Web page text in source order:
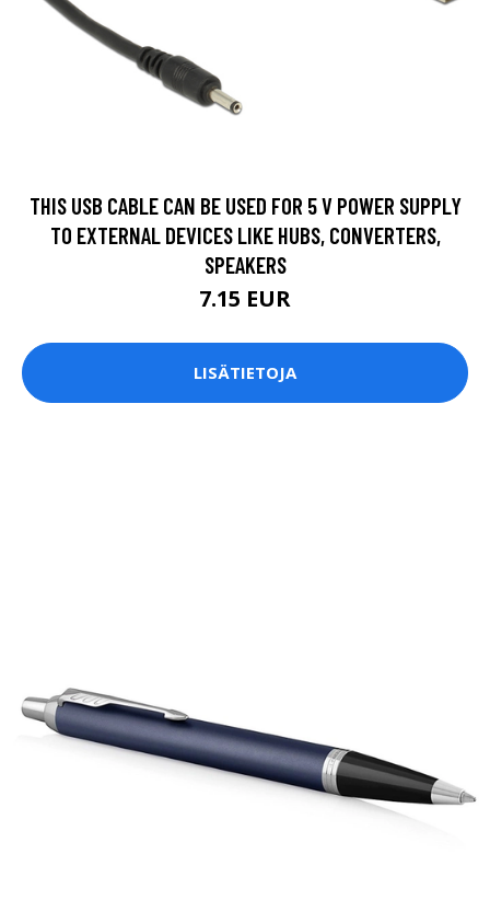
THIS USB CABLE CAN BE USED FOR 5 V POWER SUPPLY
TO EXTERNAL DEVICES LIKE HUBS, CONVERTERS,
SPEAKERS
7.15 EUR
LISÄTIETOJA